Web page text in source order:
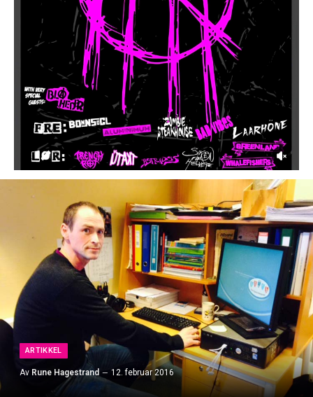
ARTIKKEL
Av Rune Hagestrand 12. februar 2016